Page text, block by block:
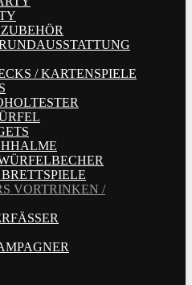
/ KARTENSPIELE
VORTRINKEN /